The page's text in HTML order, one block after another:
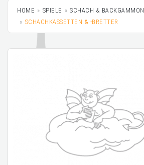
HOME SPIELE
SCHACH & BACKGAMMON
SCHACHKASSETTEN & -BRETTER